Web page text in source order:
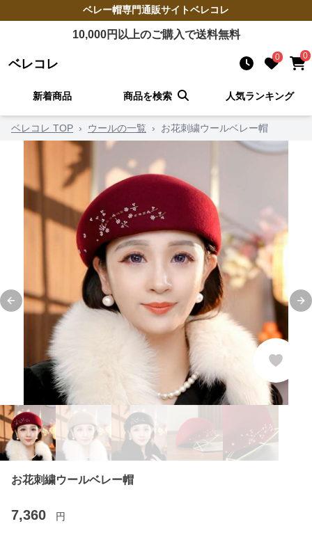
ベレー帽専門通販サイトベレコレ
10,000円以上のご購入で送料無料
ベレコレ 0 0
新着商品 商品を検索 人気ランキング
ベレコレ TOP › ウールの一覧 › お花刺繍ウールベレー帽
Previous slide
お花刺繍ウールベレー帽
7,360 円